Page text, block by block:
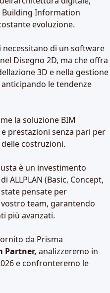
Building Information
evoluzione.
necessitano di un software
Disegno 2D, ma che offra
3D e nella gestione
le tendenze
la soluzione BIM
prestazioni senza pari per
costruzioni.
è un investimento
ALLPLAN (Basic, Concept,
pensate per
team, garantendo
più avanzati.
da Prisma
Partner, analizzeremo in
e confronteremo le